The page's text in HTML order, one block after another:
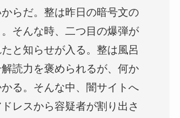
らだ。整は昨日の暗号文の
そんな時、二つ目の爆弾が
と知らせが入る。整は風呂
読力を褒められるが、何か
る。そんな中、闇サイトへ
レスから容疑者が割り出さ